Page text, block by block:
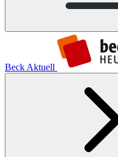
Beck Aktuell